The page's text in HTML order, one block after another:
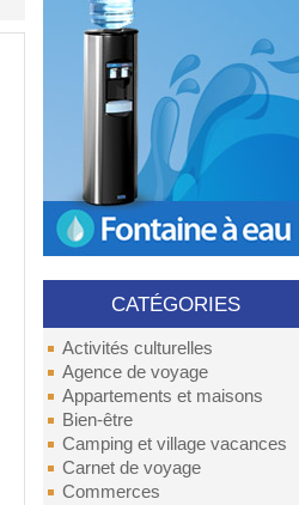
CATÉGORIES
Activités culturelles
Agence de voyage
Appartements et maisons
Bien-être
Camping et village vacances
Carnet de voyage
Commerces